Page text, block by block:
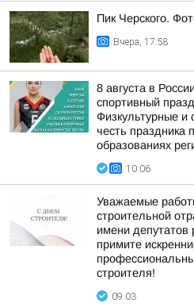
Пик Черского.
Вчера, 17:58
8 августа в
спортивный
Физкультурные и
честь праздника
образованиях
10:06
Уважаемые
строительной
имени депутатов
примите
строителя!
09:03